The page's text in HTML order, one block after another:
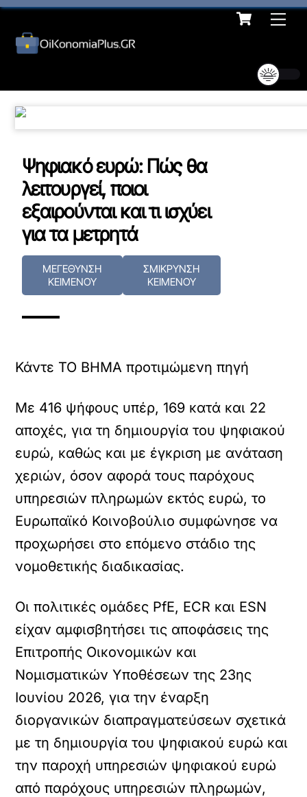
Skip
content
Cart
Ψηφιακό ευρώ: Πώς θα
λειτουργεί, ποιοι
εξαιρούνται και τι ισχύει
για τα μετρητά
ΜΕΓΕΘΥΝΣΗ
ΚΕΙΜΕΝΟΥ
ΣΜΙΚΡΥΝΣΗ
ΚΕΙΜΕΝΟΥ
Κάντε TO BHMA προτιμώμενη πηγή
Με 416 ψήφους υπέρ, 169 κατά και 22
αποχές, για τη δημιουργία του ψηφιακού
ευρώ, καθώς και με έγκριση με ανάταση
χεριών, όσον αφορά τους παρόχους
υπηρεσιών πληρωμών εκτός ευρώ, το
Ευρωπαϊκό Κοινοβούλιο συμφώνησε να
προχωρήσει στο επόμενο στάδιο της
νομοθετικής διαδικασίας.
Οι πολιτικές ομάδες PfE, ECR και ESN
είχαν αμφισβητήσει τις αποφάσεις της
Επιτροπής Οικονομικών και
Νομισματικών Υποθέσεων της 23ης
Ιουνίου 2026, για την έναρξη
διοργανικών διαπραγματεύσεων σχετικά
με τη δημιουργία του ψηφιακού ευρώ και
την παροχή υπηρεσιών ψηφιακού ευρώ
από παρόχους υπηρεσιών πληρωμών,